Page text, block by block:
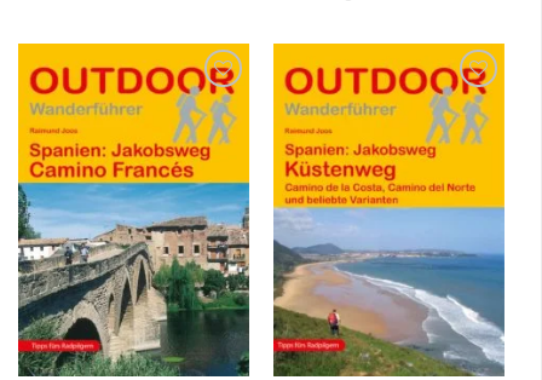
Zu
Wunschliste
hinzufügen
Zu
Wunschliste
hinzufügen